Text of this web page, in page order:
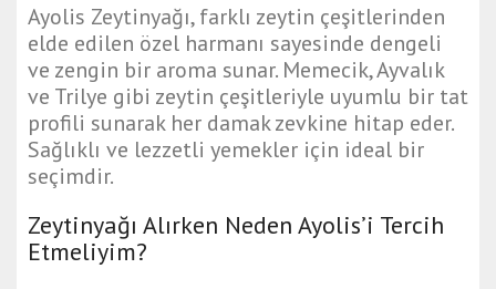
Ayolis Zeytinyağı, farklı zeytin çeşitlerinden
elde edilen özel harmanı sayesinde dengeli
ve zengin bir aroma sunar. Memecik, Ayvalık
ve Trilye gibi zeytin çeşitleriyle uyumlu bir tat
profili sunarak her damak zevkine hitap eder.
Sağlıklı ve lezzetli yemekler için ideal bir
seçimdir.
Zeytinyağı Alırken Neden Ayolis’i Tercih
Etmeliyim?